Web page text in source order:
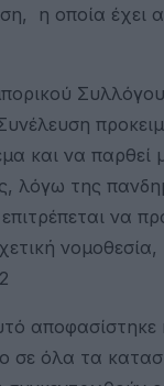
η οποία έχει
και να
λόγω της
να
αποφασίστηκε
σε όλα τα